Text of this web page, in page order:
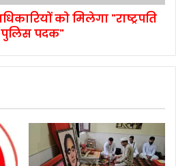
को मिलेगा "राष्ट्रपति
पदक"